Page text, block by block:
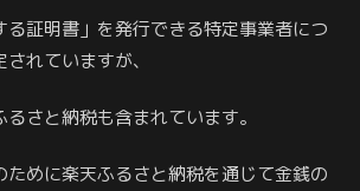
る証明書」を発行できる特定事業者につ
れていますが、
さと納税も含まれています。
ために楽天ふるさと納税を通じて金銭の